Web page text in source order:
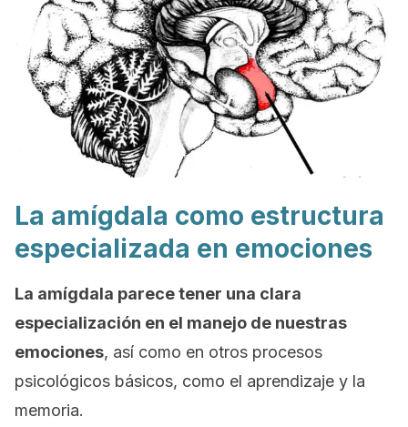
La amígdala como estructura
especializada en emociones
La amígdala parece tener una clara
especialización en el manejo de nuestras
emociones, así como en otros procesos
psicológicos básicos, como el aprendizaje y la
memoria.